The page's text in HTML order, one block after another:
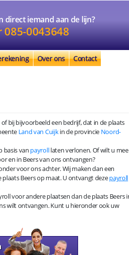
direct iemand aan de lijn?
085-0043648
Over ons Contact
bij bijvoorbeeld een bedrijf, dat in de plaats
Land van Cuijkin de provincie Noord-
basis van payrolllaten verlonen. Of wilt u
en in Beers van ons ontvangen?
voor ons achter. Wij maken dan een
Beers op maat. U ontvangt dezepayroll
voor andere plaatsen dan de plaats Beers
wilt ontvangen. Kunt u hieronder ook uw